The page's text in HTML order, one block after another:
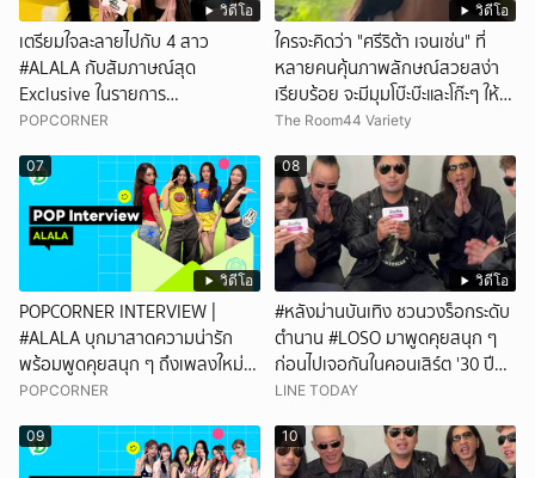
วิดีโอ
เตรียมใจละลายไปกับ 4 สาว
#ALALA กับสัมภาษณ์สุด
Exclusive ในรายการ
#POPCORNER เร็ว ๆ นี้ที่
POPCORNER
วิดีโอ
ใครจะคิดว่า "ศรีริต้า เจนเซ่น" ที่
หลายคนคุ้นภาพลักษณ์สวยสง่า
เรียบร้อย จะมีมุมโบ๊ะบ๊ะและโก๊ะๆ ให้ได้
อมยิ้มเหมือนกัน งานนี้ทำเอาแฟนๆ
The Room44 Variety
วิดีโอ
07
POPCORNER INTERVIEW |
#ALALA บุกมาสาดความน่ารัก
พร้อมพูดคุยสนุก ๆ ถึงเพลงใหม่
'ON&OFF'
POPCORNER
วิดีโอ
08
#หลังม่านบันเทิง ชวนวงร็อกระดับ
ตำนาน #LOSO มาพูดคุยสนุก ๆ
ก่อนไปเจอกันในคอนเสิร์ต '30 ปี
LOSO นานเท่าไรก็รอ'
LINE TODAY
09 10